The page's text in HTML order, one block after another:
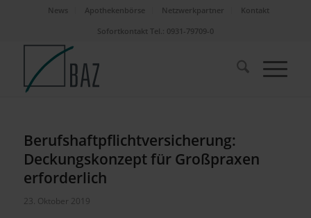
News Apothekenbörse Netzwerkpartner
Kontakt
Sofortkontakt Tel.: 0931-79709-0
Berufshaftpflichtversicherung:
Deckungskonzept für Großpraxen
erforderlich
23. Oktober 2019